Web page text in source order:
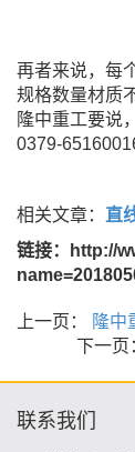
再者来说，每
规格数量材质
隆中重工要说
0379-
相关文章： 直
链接：http://
上一页：
隆中
下一页
联系我们